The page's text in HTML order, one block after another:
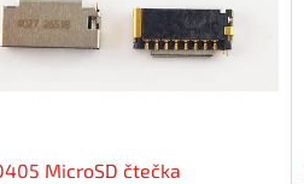
MicroSD čtečka